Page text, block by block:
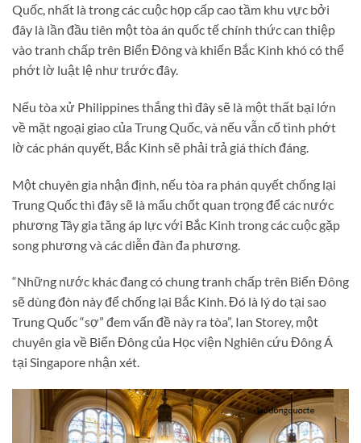
Quốc, nhất là trong các cuộc họp cấp cao tầm khu vực bởi
đây là lần đầu tiên một tòa án quốc tế chính thức can thiệp
vào tranh chấp trên Biển Đông và khiến Bắc Kinh khó có thể
phớt lờ luật lệ như trước đây.
Nếu tòa xử Philippines thắng thì đây sẽ là một thất bại lớn
về mặt ngoại giao của Trung Quốc, và nếu vẫn cố tình phớt
lờ các phán quyết, Bắc Kinh sẽ phải trả giá thích đáng.
Một chuyên gia nhận định, nếu tòa ra phán quyết chống lại
Trung Quốc thì đây sẽ là mấu chốt quan trọng để các nước
phương Tây gia tăng áp lực với Bắc Kinh trong các cuộc gặp
song phương và các diễn đàn đa phương.
“Những nước khác đang có chung tranh chấp trên Biển Đông
sẽ dùng đòn này để chống lại Bắc Kinh. Đó là lý do tại sao
Trung Quốc “sợ” đem vấn đề này ra tòa”, Ian Storey, một
chuyên gia về Biển Đông của Học viện Nghiên cứu Đông Á
tại Singapore nhận xét.